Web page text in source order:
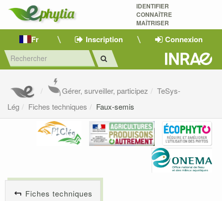
IDENTIFIER
CONNAÎTRE
MAÎTRISER
Fr Inscription Connexion
Gérer, surveiller, participez
TeSys-
Lég
Fiches techniques Faux-semis
Fiches techniques